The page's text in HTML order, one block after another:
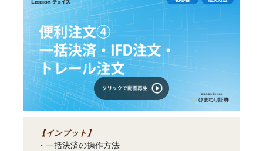
【インプット】
・一括決済の操作方法